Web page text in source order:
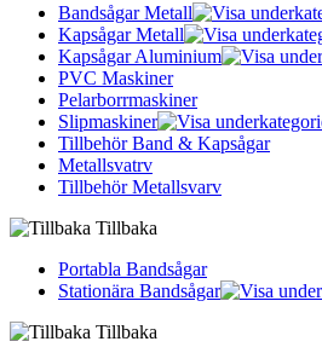
Bandsågar Metall
Kapsågar Metall
Kapsågar Aluminium
PVC Maskiner
Pelarborrmaskiner
Slipmaskiner
Tillbehör Band & Kapsågar
Metallsvatrv
Tillbehör Metallsvarv
Tillbaka
Portabla Bandsågar
Stationära Bandsågar
Tillbaka